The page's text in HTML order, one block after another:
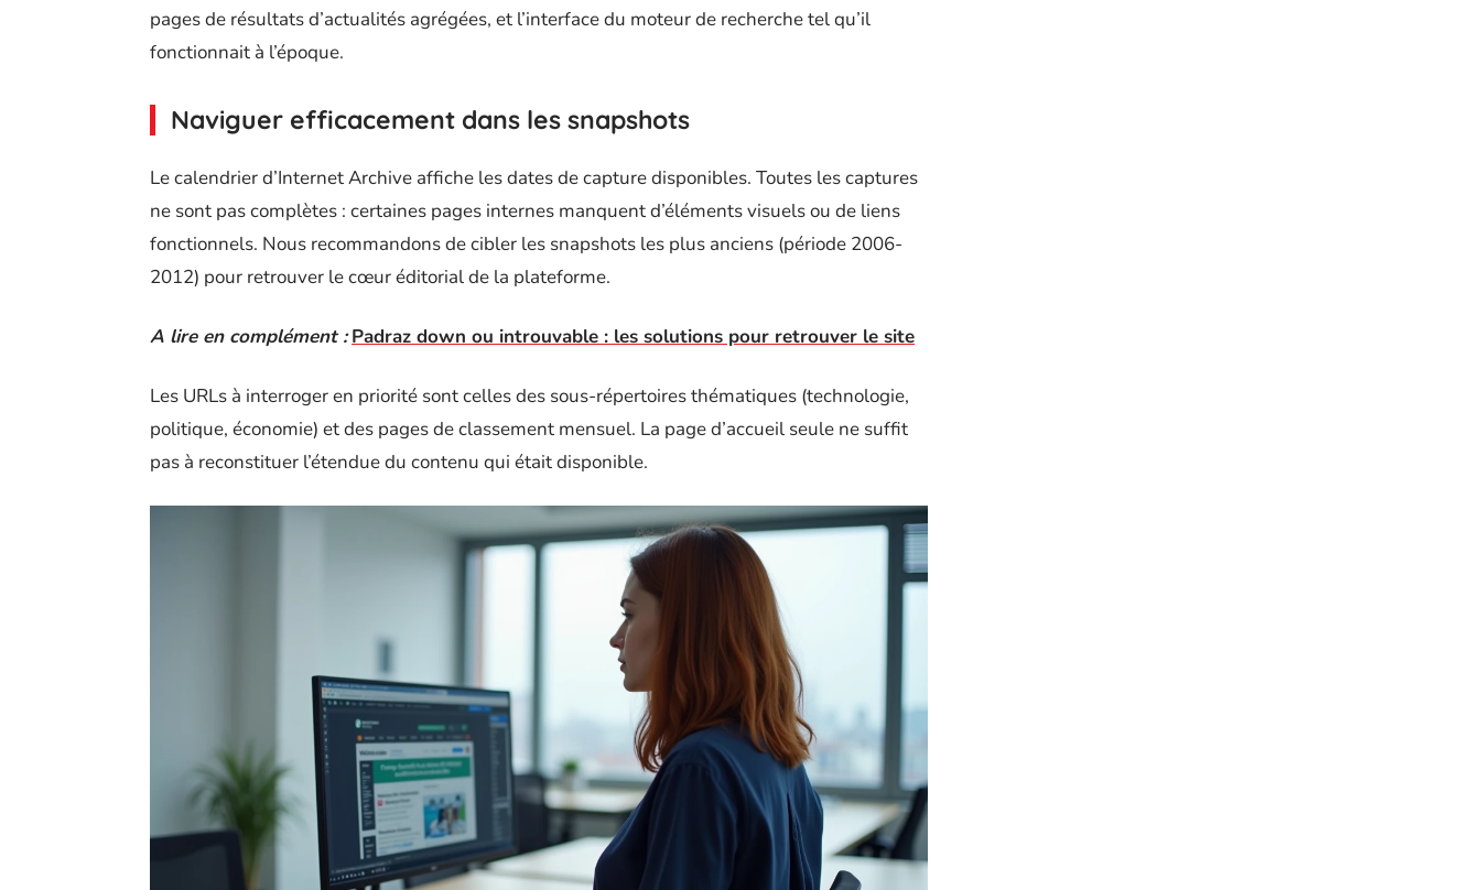
pages de résultats d’actualités agrégées, et l’interface du moteur de recherche tel qu’il
fonctionnait à l’époque.
Naviguer efficacement dans les snapshots
Le calendrier d’Internet Archive affiche les dates de capture disponibles. Toutes les captures
ne sont pas complètes : certaines pages internes manquent d’éléments visuels ou de liens
fonctionnels. Nous recommandons de cibler les snapshots les plus anciens (période 2006-
2012) pour retrouver le cœur éditorial de la plateforme.
A lire en complément : Padraz down ou introuvable : les solutions pour retrouver le site
Les URLs à interroger en priorité sont celles des sous-répertoires thématiques (technologie,
politique, économie) et des pages de classement mensuel. La page d’accueil seule ne suffit
pas à reconstituer l’étendue du contenu qui était disponible.